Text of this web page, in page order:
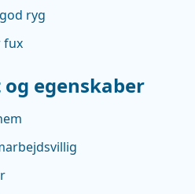
ryg
fux
egenskaber